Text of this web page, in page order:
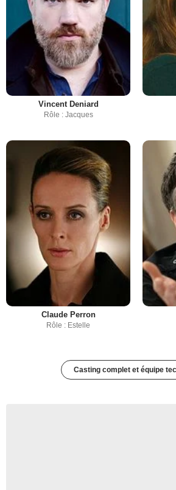
Vincent Deniard
Rôle : Jacques
Claude Perron
Rôle : Estelle
Casting complet et équipe